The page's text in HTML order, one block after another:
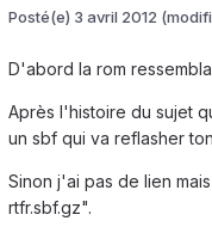
Posté(e) 3 avril 2012
D'abord la rom
Après l'histoire du sujet
un sbf qui va reflasher
Sinon j'ai pas de lien
rtfr.sbf.gz".